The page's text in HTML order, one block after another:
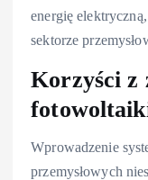
energię
sektorze
Korzyści z
Wprowadzenie
przemysłowych